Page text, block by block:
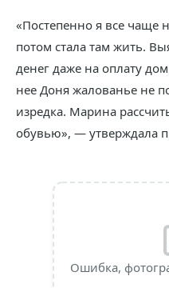
«Постепенно я все чаще
потом стала там жить.
денег даже на оплату
нее Доня жалованье не
изредка. Марина
обувью», — утверждала
Ошибка,